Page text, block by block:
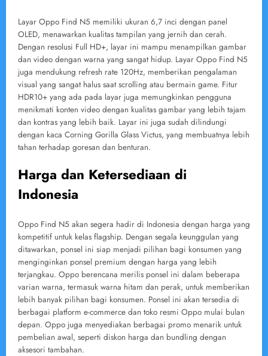
Layar Oppo Find N5 memiliki ukuran 6,7 inci dengan panel
OLED, menawarkan kualitas tampilan yang jernih dan cerah.
Dengan resolusi Full HD+, layar ini mampu menampilkan gambar
dan video dengan warna yang sangat hidup. Layar Oppo Find N5
juga mendukung refresh rate 120Hz, memberikan pengalaman
visual yang sangat halus saat scrolling atau bermain game. Fitur
HDR10+ yang ada pada layar juga memungkinkan pengguna
menikmati konten video dengan kualitas gambar yang lebih tajam
dan kontras yang lebih baik. Layar ini juga sudah dilindungi
dengan kaca Corning Gorilla Glass Victus, yang membuatnya lebih
tahan terhadap goresan dan benturan.
Harga dan Ketersediaan di
Indonesia
Oppo Find N5 akan segera hadir di Indonesia dengan harga yang
kompetitif untuk kelas flagship. Dengan segala keunggulan yang
ditawarkan, ponsel ini siap menjadi pilihan bagi konsumen yang
menginginkan ponsel premium dengan harga yang lebih
terjangkau. Oppo berencana merilis ponsel ini dalam beberapa
varian warna, termasuk warna hitam dan perak, untuk memberikan
lebih banyak pilihan bagi konsumen. Ponsel ini akan tersedia di
berbagai platform e-commerce dan toko resmi Oppo mulai bulan
depan. Oppo juga menyediakan berbagai promo menarik untuk
pembelian awal, seperti diskon harga dan bundling dengan
aksesori tambahan.